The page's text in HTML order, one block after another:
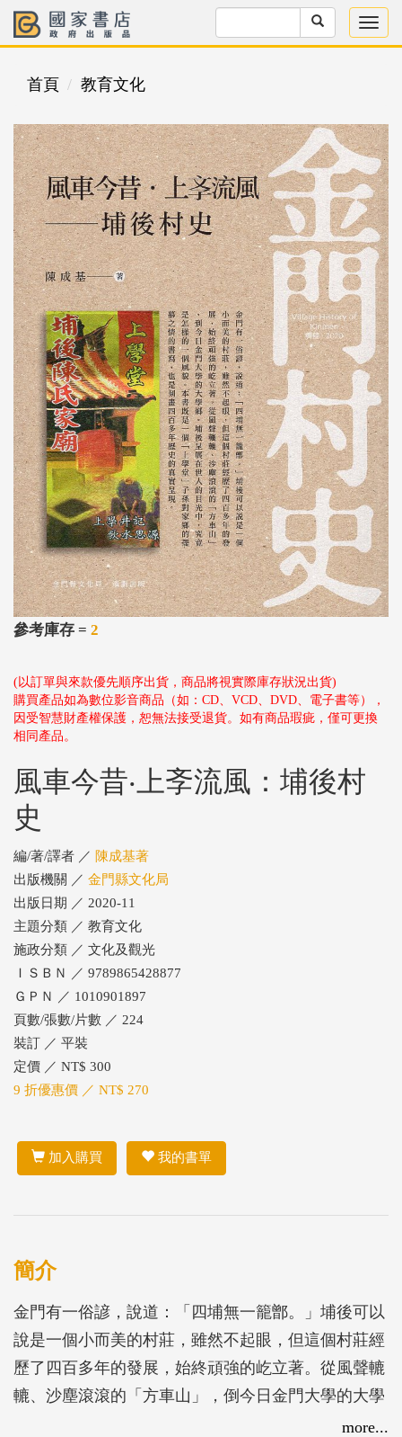
首頁 教育文化
參考庫存 = 2
(以訂單與來款優先順序出貨，商品將視實際庫存狀況出貨)
購買產品如為數位影音商品（如：CD、VCD、DVD、電子書等），
因受智慧財產權保護，恕無法接受退貨。如有商品瑕疵，僅可更換
相同產品。
風車今昔‧上斈流風：埔後村
史
編/著/譯者 ／ 陳成基著
出版機關 ／ 金門縣文化局
出版日期 ／ 2020-11
主題分類 ／ 教育文化
施政分類 ／ 文化及觀光
ＩＳＢＮ ／ 9789865428877
ＧＰＮ ／ 1010901897
頁數/張數/片數 ／ 224
裝訂 ／ 平裝
定價 ／ NT$ 300
9 折優惠價 ／ NT$ 270
加入購買 我的書單
簡介
金門有一俗諺，說道：「四埔無一籠鄫。」埔後可以
說是一個小而美的村莊，雖然不起眼，但這個村莊經
歷了四百多年的發展，始終頑強的屹立著。從風聲轆
轆、沙塵滾滾的「方車山」，倒今日金門大學的大學
鄉。埔後呈現在世人的目光中，究竟是怎樣的一個風
more...